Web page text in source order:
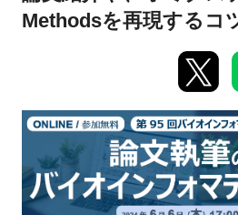
お問い合わせ
新規登録
イベント
Methodsを再現するコ